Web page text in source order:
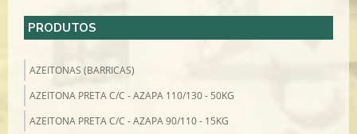
PRODUTOS
AZEITONAS (BARRICAS)
AZEITONA PRETA C/C - AZAPA 110/130 - 50KG
AZEITONA PRETA C/C - AZAPA 90/110 - 15KG